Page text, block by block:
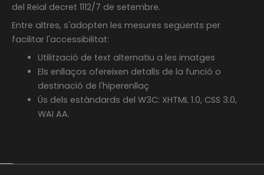
del Reial decret 1112/7 de setembre.
Entre altres, s'adopten les mesures següents per
facilitar l'accessibilitat:
Utilització de text alternatiu a les imatges
Els enllaços ofereixen detalls de la funció o
destinació de l'hiperenllaç
Ús dels estàndards del W3C: XHTML 1.0, CSS 3.0,
WAI AA.